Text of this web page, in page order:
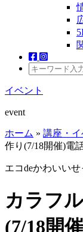
イベント
event
ホーム » 講座・イ
作り(7/18開催)電
エコdeかわいいせ
カラフ
(7/18開